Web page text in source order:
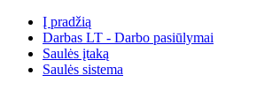
Į pradžią
Darbas LT - Darbo pasiūlymai
Saulės įtaką
Saulės sistema